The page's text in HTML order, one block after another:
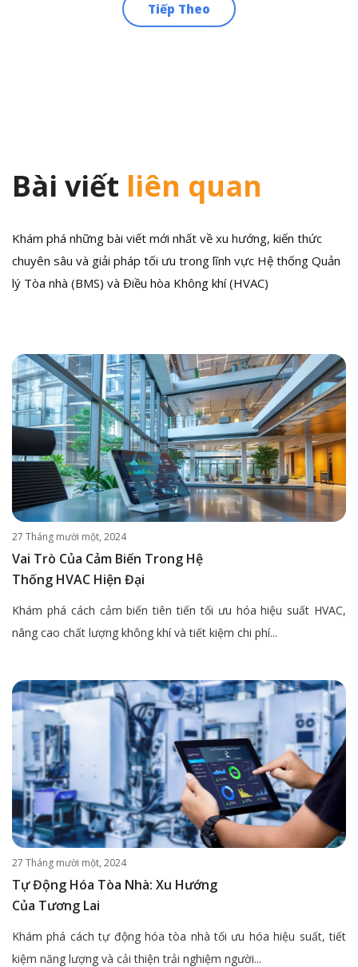
Tiếp Theo
Bài viết liên quan
Khám phá những bài viết mới nhất về xu hướng, kiến thức
chuyên sâu và giải pháp tối ưu trong lĩnh vực Hệ thống Quản
lý Tòa nhà (BMS) và Điều hòa Không khí (HVAC)
27 Tháng mười một, 2024
Vai Trò Của Cảm Biến Trong Hệ
Thống HVAC Hiện Đại
Khám phá cách cảm biến tiên tiến tối ưu hóa hiệu suất HVAC,
nâng cao chất lượng không khí và tiết kiệm chi phí...
27 Tháng mười một, 2024
Tự Động Hóa Tòa Nhà: Xu Hướng
Của Tương Lai
Khám phá cách tự động hóa tòa nhà tối ưu hóa hiệu suất, tiết
kiệm năng lượng và cải thiện trải nghiệm người...